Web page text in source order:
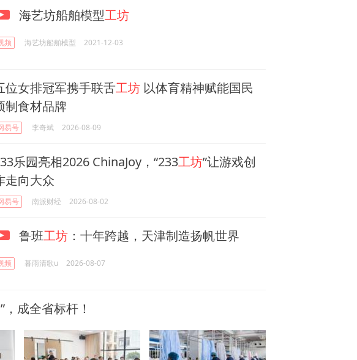
海艺坊船舶模型工坊
频 海艺坊船舶模型 2021-12-03
位女排冠军携手联舌工坊 以体育精神赋能国民
制食材品牌
易号 李奇斌 2026-08-09
乐园亮相2026 ChinaJoy，“233工坊”让游戏创
走向大众
易号 南派财经 2026-08-02
鲁班工坊 ：十年跨越，天津制造扬帆世界
频 暮雨清歌u 2026-08-07
”，成全省标杆！